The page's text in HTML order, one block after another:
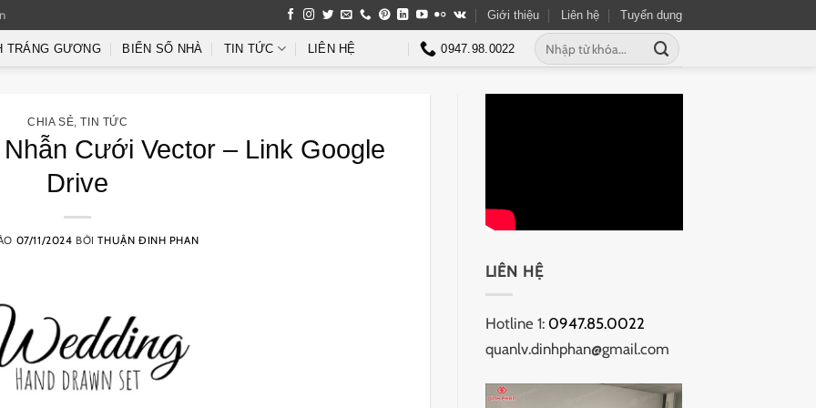
Giới thiệu Liên hệ Tuyển dụng
TRÁNG GƯƠNG BIỂN SỐ NHÀ TIN TỨC LIÊN HỆ 0947.98.0022
Tìm
kiếm:
CHIA SẺ ,TIN TỨC
Cưới Vector – Link Google
Drive
07/11/2024 BỞITHUẬN ĐINH PHAN
LIÊN HỆ
Hotline 1: 0947.85.0022
quanlv.dinhphan@gmail.com